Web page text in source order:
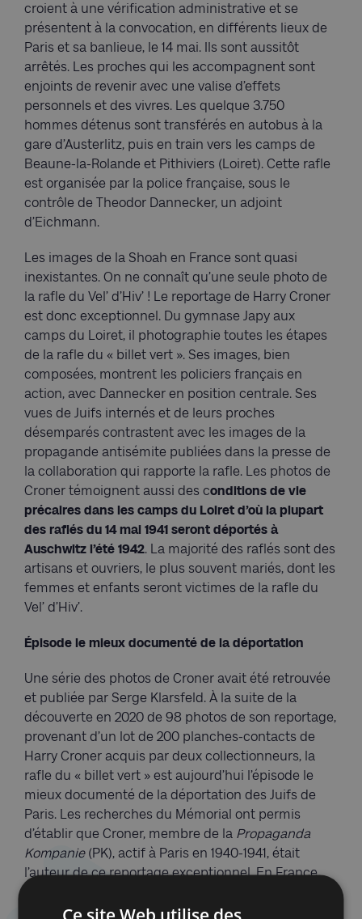
croient à une vérification administrative et se
présentent à la convocation, en différents lieux de
Paris et sa banlieue, le 14 mai. Ils sont aussitôt
arrêtés. Les proches qui les accompagnent sont
enjoints de revenir avec une valise d’effets
personnels et des vivres. Les quelque 3.750
hommes détenus sont transférés en autobus à la
gare d’Austerlitz, puis en train vers les camps de
Beaune-la-Rolande et Pithiviers (Loiret). Cette rafle
est organisée par la police française, sous le
contrôle de Theodor Dannecker, un adjoint
d’Eichmann.
Les images de la Shoah en France sont quasi
inexistantes. On ne connaît qu’une seule photo de
la rafle du Vel’ d’Hiv’ ! Le reportage de Harry Croner
est donc exceptionnel. Du gymnase Japy aux
camps du Loiret, il photographie toutes les étapes
de la rafle du « billet vert ». Ses images, bien
composées, montrent les policiers français en
action, avec Dannecker en position centrale. Ses
vues de Juifs internés et de leurs proches
désemparés contrastent avec les images de la
propagande antisémite publiées dans la presse de
la collaboration qui rapporte la rafle. Les photos de
Croner témoignent aussi des conditions de vie
précaires dans les camps du Loiret d’où la plupart
des raflés du 14 mai 1941 seront déportés à
Auschwitz l’été 1942. La majorité des raflés sont des
artisans et ouvriers, le plus souvent mariés, dont les
femmes et enfants seront victimes de la rafle du
Vel’ d’Hiv’.
Épisode le mieux documenté de la déportation
Une série des photos de Croner avait été retrouvée
et publiée par Serge Klarsfeld. À la suite de la
découverte en 2020 de 98 photos de son reportage,
provenant d’un lot de 200 planches-contacts de
Harry Croner acquis par deux collectionneurs, la
rafle du « billet vert » est aujourd’hui l’épisode le
mieux documenté de la déportation des Juifs de
Paris. Les recherches du Mémorial ont permis
d’établir que Croner, membre de la Propaganda
Kompanie(PK), actif à Paris en 1940-1941, était
l’auteur de ce reportage exceptionnel. En France
étroitement contrôlées par les Allemands.